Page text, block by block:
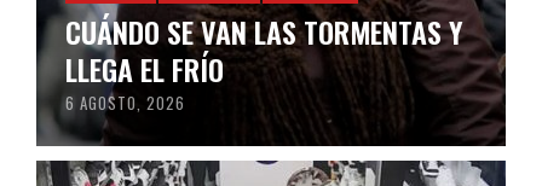
CUÁNDO SE VAN LAS TORMENTAS Y
LLEGA EL FRÍO
6 AGOSTO, 2026